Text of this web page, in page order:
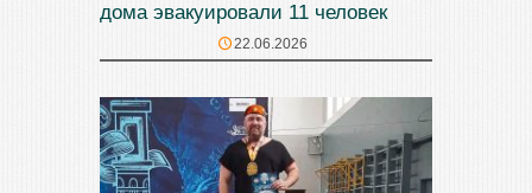
дома эвакуировали 11 человек
22.06.2026